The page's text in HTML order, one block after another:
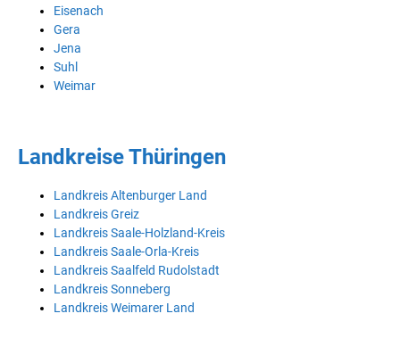
Eisenach
Gera
Jena
Suhl
Weimar
Landkreise Thüringen
Landkreis Altenburger Land
Landkreis Greiz
Landkreis Saale-Holzland-Kreis
Landkreis Saale-Orla-Kreis
Landkreis Saalfeld Rudolstadt
Landkreis Sonneberg
Landkreis Weimarer Land